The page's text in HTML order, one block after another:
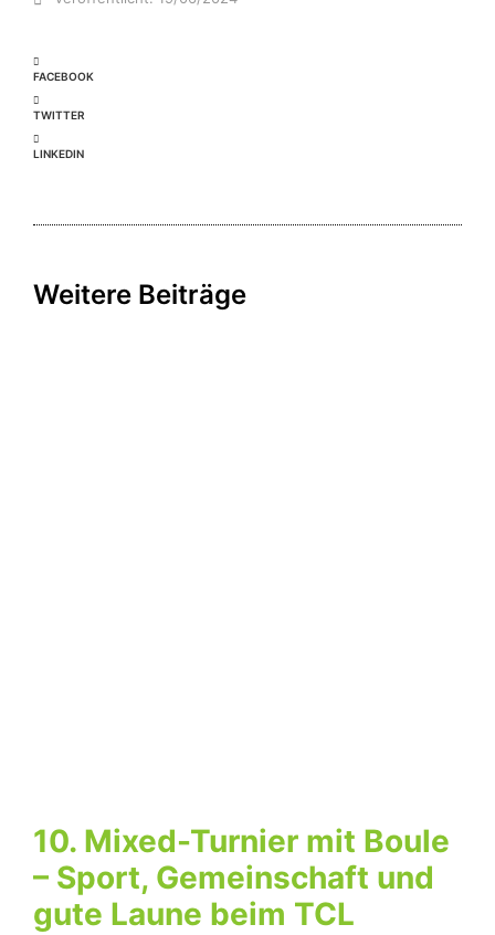
FACEBOOK
TWITTER
LINKEDIN
Weitere Beiträge
10. Mixed-Turnier mit Boule
– Sport, Gemeinschaft und
gute Laune beim TCL